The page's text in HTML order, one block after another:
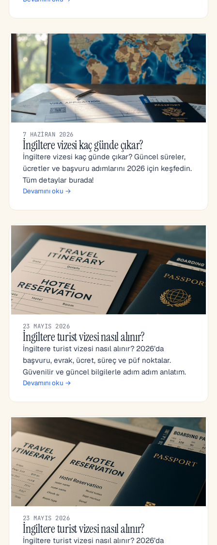
7 HAZIRAN 2026
İngiltere vizesi kaç günde çıkar?
İngiltere vizesi kaç günde çıkar? Güncel süreler,
ücretler ve başvuru adımlarını 2026 için keşfedin.
Tüm detaylar burada!
Devamını oku →
23 MAYIS 2026
İngiltere turist vizesi nasıl alınır?
İngiltere turist vizesi nasıl alınır? 2026’da
başvuru, evrak, ücret, süreç ve püf noktalar.
Güvenilir ve güncel bilgilerle adım adım anlatım.
Devamını oku →
23 MAYIS 2026
İngiltere turist vizesi nasıl alınır?
İngiltere turist vizesi nasıl alınır? 2026’da